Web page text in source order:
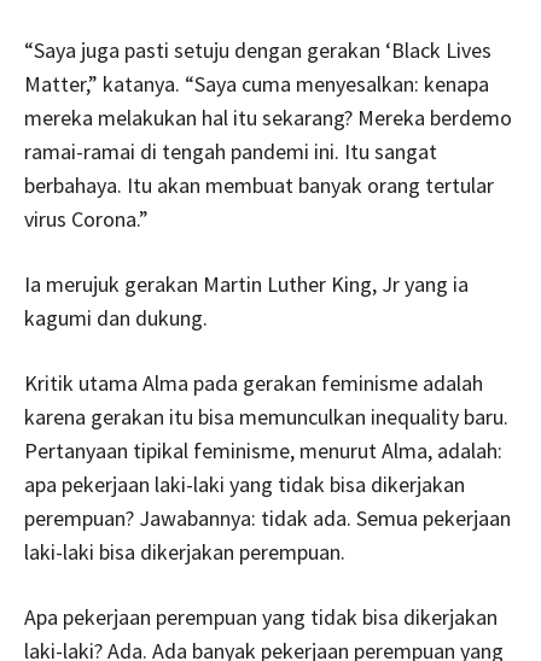
“Saya juga pasti setuju dengan gerakan ‘Black Lives
Matter,” katanya. “Saya cuma menyesalkan: kenapa
mereka melakukan hal itu sekarang? Mereka berdemo
ramai-ramai di tengah pandemi ini. Itu sangat
berbahaya. Itu akan membuat banyak orang tertular
virus Corona.”
Ia merujuk gerakan Martin Luther King, Jr yang ia
kagumi dan dukung.
Kritik utama Alma pada gerakan feminisme adalah
karena gerakan itu bisa memunculkan inequality baru.
Pertanyaan tipikal feminisme, menurut Alma, adalah:
apa pekerjaan laki-laki yang tidak bisa dikerjakan
perempuan? Jawabannya: tidak ada. Semua pekerjaan
laki-laki bisa dikerjakan perempuan.
Apa pekerjaan perempuan yang tidak bisa dikerjakan
laki-laki? Ada. Ada banyak pekerjaan perempuan yang